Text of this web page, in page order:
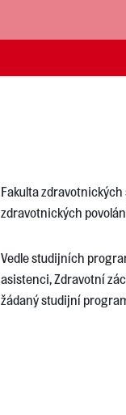
Fakulta zdravotnických
zdravotnických
Vedle studijních
asistenci, Zdravotní
žádaný studijní